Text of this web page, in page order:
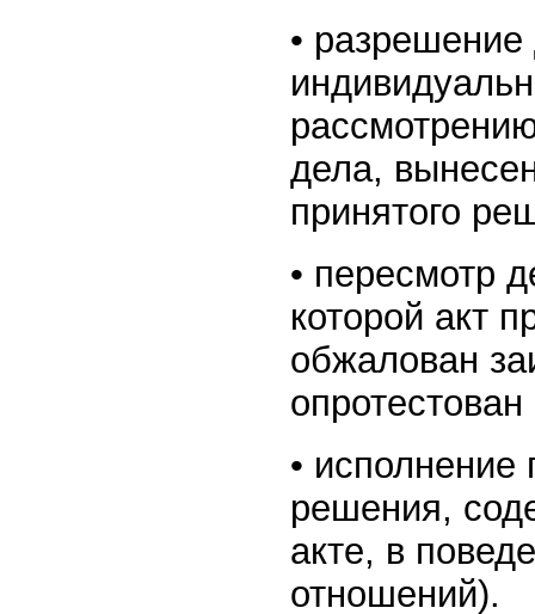
•
дела,
принятого
• пересмотр
которой акт
обжалован
•
решения,
акте, в
отношений).